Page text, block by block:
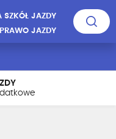
SZKÓŁ JAZDY
JAZDY